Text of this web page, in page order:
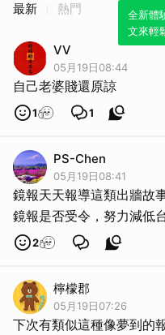
全新體
文來輕
最新 熱門
VV
05月19日08:44
自己老婆賤還原諒
1 1
PS-Chen
05月19日08:41
鏡報天天報導這類出牆故
鏡報是否受令，努力減低
2
檸檬郡
05月19日07:26
下次有類似這種像夢到的